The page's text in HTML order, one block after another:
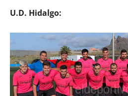
U.D. Hidalgo: